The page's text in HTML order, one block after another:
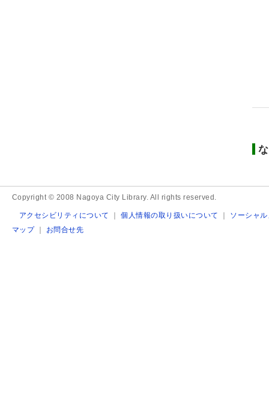
Copyright © 2008 Nagoya City Library. All rights reserved.
アクセシビリティについて ｜個人情報の取り扱いについて ｜ ソーシャ
マップ｜ お問合せ先